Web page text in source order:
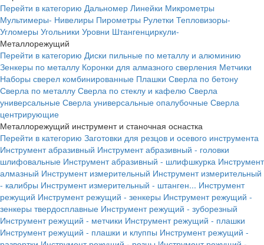
Перейти в категорию Дальномер Линейки Микрометры
Мультимеры- Нивелиры Пирометры Рулетки Тепловизоры-
Угломеры Угольники Уровни Штангенциркули-
Металлорежущий
Перейти в категорию Диски пильные по металлу и алюминию
Зенкеры по металлу Коронки для алмазного сверления Метчики
Наборы сверел комбинированные Плашки Сверла по бетону
Сверла по металлу Сверла по стеклу и кафелю Сверла
универсальные Сверла универсальные опалубочные Сверла
центрирующие
Металлорежущий инструмент и станочная оснастка
Перейти в категорию Заготовки для резцов и осевого инструмента
Инструмент абразивный Инструмент абразивный - головки
шлифовальные Инструмент абразивный - шлифшкурка Инструмент
алмазный Инструмент измерительный Инструмент измерительный
- калибры Инструмент измерительный - штанген... Инструмент
режущий Инструмент режущий - зенкеры Инструмент режущий -
зенкеры твердосплавные Инструмент режущий - зуборезный
Инструмент режущий - метчики Инструмент режущий - плашки
Инструмент режущий - плашки и клуппы Инструмент режущий -